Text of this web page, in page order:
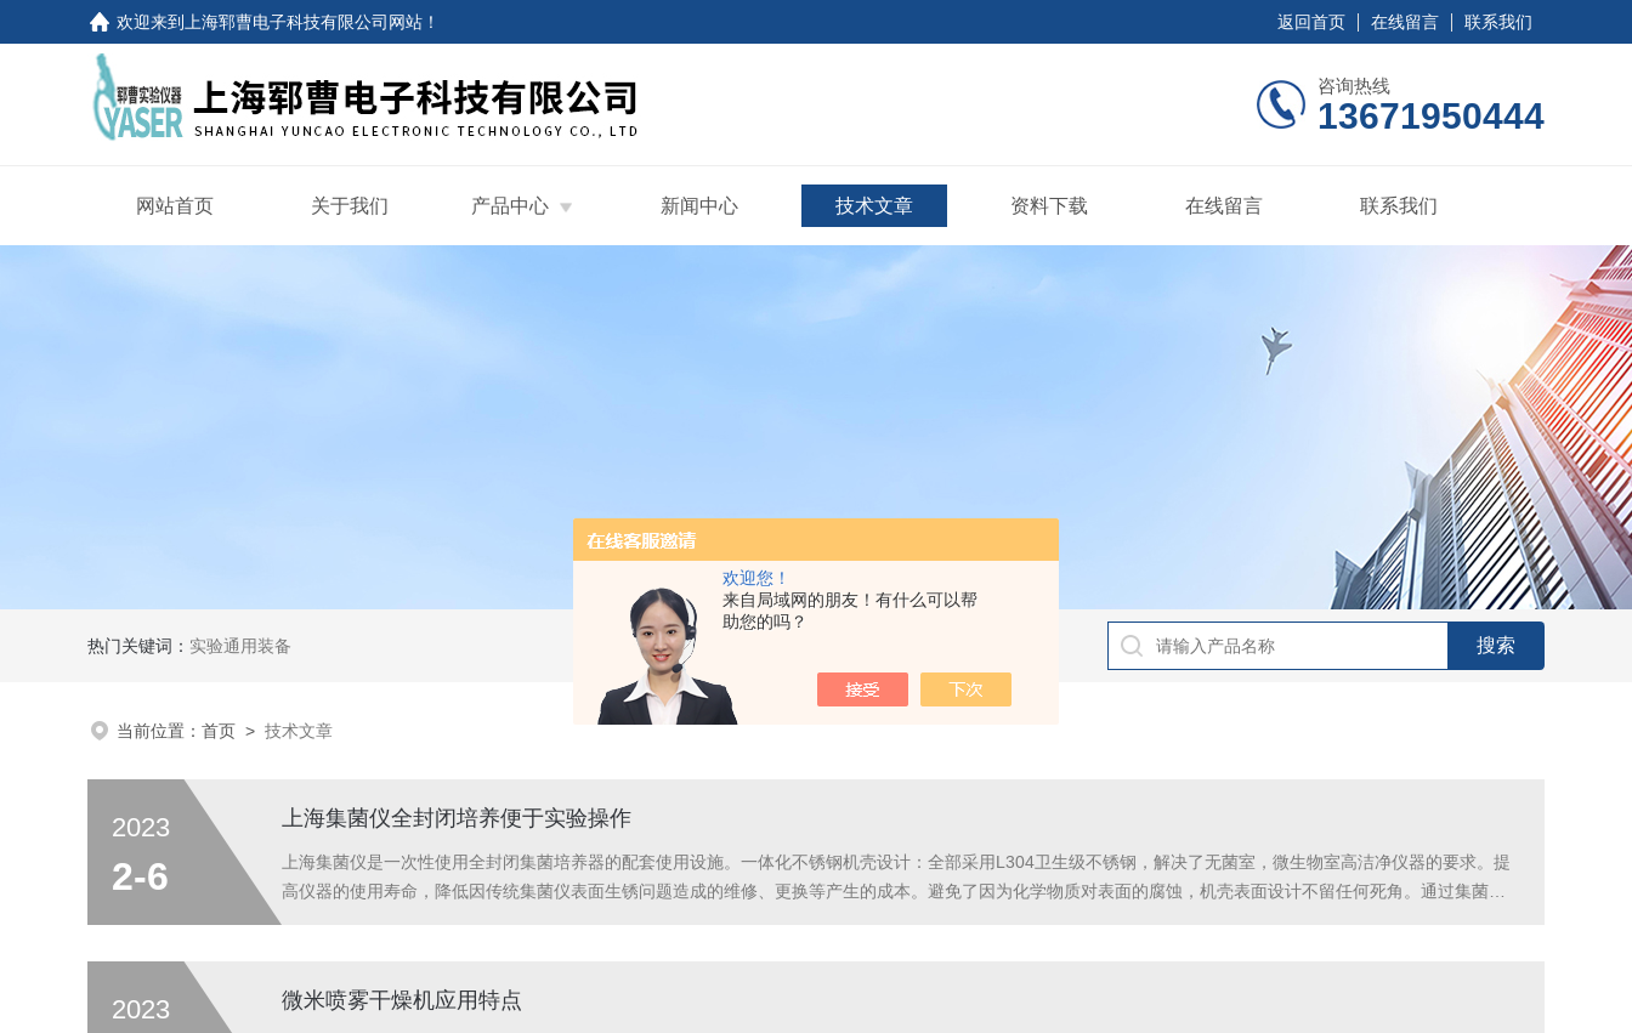
欢迎您！
来自局域网的朋友！有什么可以帮
助您的吗？
欢迎来到 上海郓曹电子科技有限公司网站 ！ 返回首页 在线留言 联系我们
咨询热线
13671950444
网站首页 关于我们 产品中心 新闻中心 技术文章 资料下载 在线留言 联系我们
热门关键词： 实验通用装备
当前位置： 首页 > 技术文章
2023
2-6
上海集菌仪全封闭培养便于实验操作
上海集菌仪是一次性使用全封闭集菌培养器的配套使用设施。一体化不锈钢机壳设计：全部采用L304卫生级不锈钢，解决了无菌室，微生物室高洁净仪器的要求。提
高仪器的使用寿命，降低因传统集菌仪表面生锈问题造成的维修、更换等产生的成本。避免了因为化学物质对表面的腐蚀，机壳表面设计不留任何死角。通过集菌仪
2023 微米喷雾干燥机应用特点